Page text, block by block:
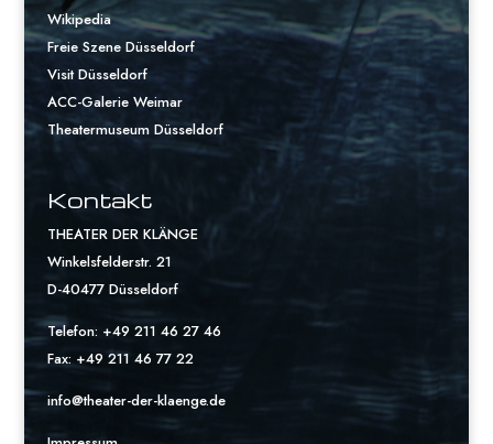
Wikipedia
Freie Szene Düsseldorf
Visit Düsseldorf
ACC-Galerie Weimar
Theatermuseum Düsseldorf
Kontakt
THEATER DER KLÄNGE
Winkelsfelderstr. 21
D-40477 Düsseldorf
Telefon: +49 211 46 27 46
Fax: +49 211 46 77 22
info@theater-der-klaenge.de